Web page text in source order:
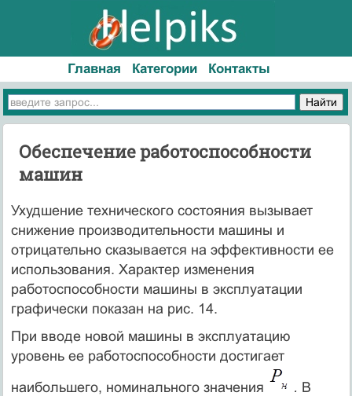
Главная Категории Контакты
Обеспечение работоспособности
машин
Ухудшение технического состояния вызывает
снижение производительности машины и
отрицательно сказывается на эффективности ее
использования. Характер изменения
работоспособности машины в эксплуатации
графически показан на рис. 14.
При вводе новой машины в эксплуатацию
уровень ее работоспособности достигает
наибольшего, номинального значения
. В